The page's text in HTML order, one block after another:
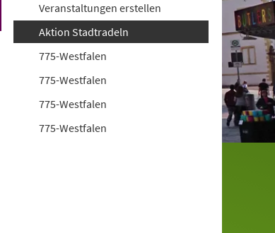
Veranstaltungen erstellen
Aktion Stadtradeln
775-Westfalen
775-Westfalen
775-Westfalen
775-Westfalen